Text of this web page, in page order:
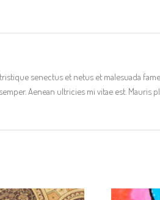
senectus et netus et malesuada
Aenean ultricies mi vitae est. Mauris